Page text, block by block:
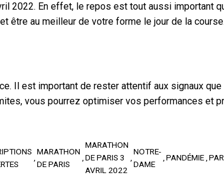
En effet, le repos est tout aussi important
être au meilleur de votre forme le jour de la
Il est important de rester attentif aux signaux
vous pourrez optimiser vos performances et
MARATHON
DE PARIS
MARATHON
DE PARIS 3
AVRIL 2022
NOTRE-
DAME
PANDÉMIE